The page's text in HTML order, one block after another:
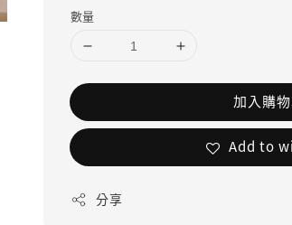
數量
加入購
Add to
分享